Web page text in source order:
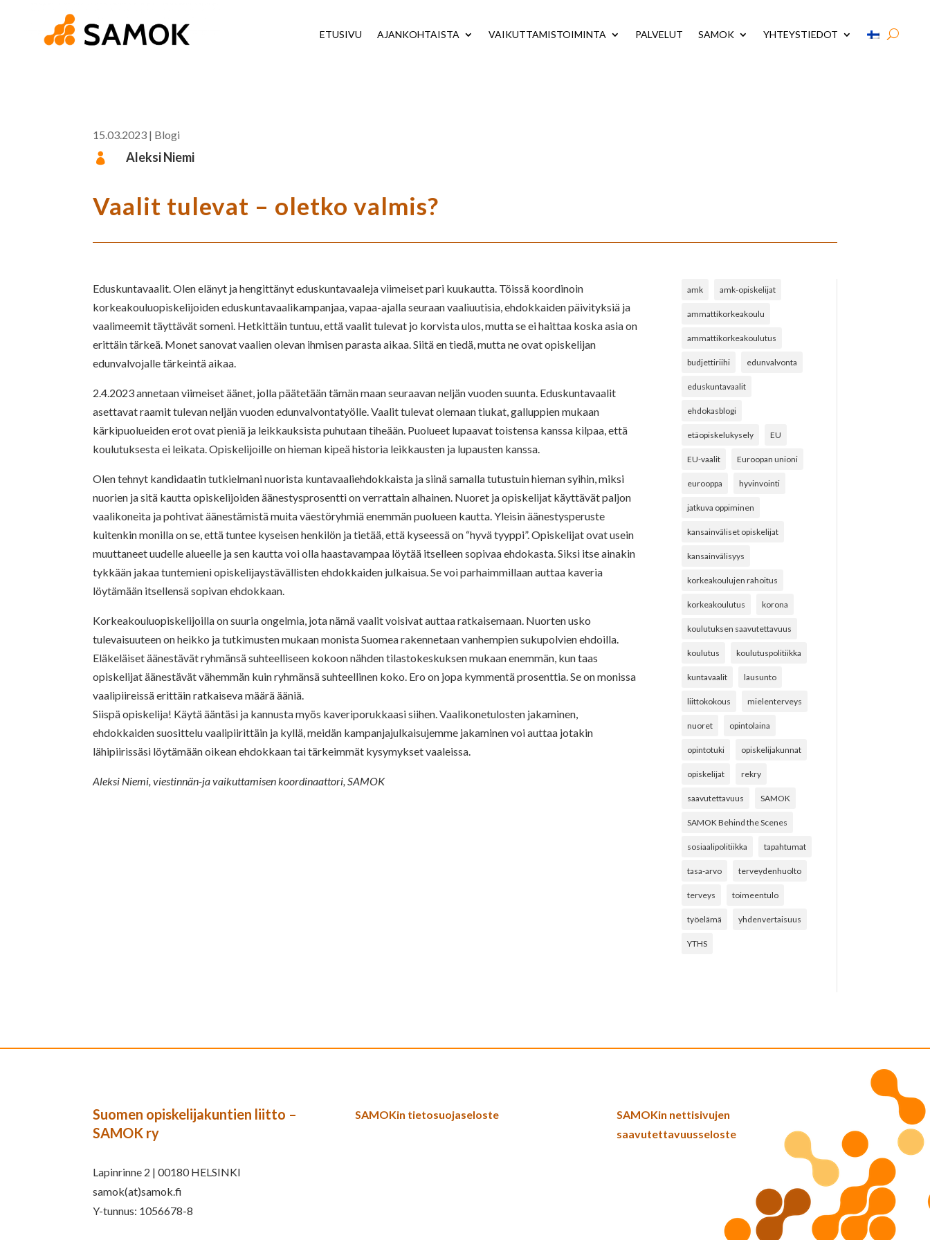
ETUSIVU AJANKOHTAISTA VAIKUTTAMISTOIMINTA PALVELUT SAMOK YHTEYSTIEDOT
15.03.2023 | Blogi
 Aleksi Niemi
Vaalit tulevat – oletko valmis?
Eduskuntavaalit. Olen elänyt ja hengittänyt eduskuntavaaleja viimeiset pari kuukautta. Töissä koordinoin
korkeakouluopiskelijoiden eduskuntavaalikampanjaa, vapaa-ajalla seuraan vaaliuutisia, ehdokkaiden päivityksiä ja
vaalimeemit täyttävät someni. Hetkittäin tuntuu, että vaalit tulevat jo korvista ulos, mutta se ei haittaa koska asia on
erittäin tärkeä. Monet sanovat vaalien olevan ihmisen parasta aikaa. Siitä en tiedä, mutta ne ovat opiskelijan
edunvalvojalle tärkeintä aikaa.
2.4.2023 annetaan viimeiset äänet, jolla päätetään tämän maan seuraavan neljän vuoden suunta. Eduskuntavaalit
asettavat raamit tulevan neljän vuoden edunvalvontatyölle. Vaalit tulevat olemaan tiukat, galluppien mukaan
kärkipuolueiden erot ovat pieniä ja leikkauksista puhutaan tiheään. Puolueet lupaavat toistensa kanssa kilpaa, että
koulutuksesta ei leikata. Opiskelijoille on hieman kipeä historia leikkausten ja lupausten kanssa.
Olen tehnyt kandidaatin tutkielmani nuorista kuntavaaliehdokkaista ja siinä samalla tutustuin hieman syihin, miksi
nuorien ja sitä kautta opiskelijoiden äänestysprosentti on verrattain alhainen. Nuoret ja opiskelijat käyttävät paljon
vaalikoneita ja pohtivat äänestämistä muita väestöryhmiä enemmän puolueen kautta. Yleisin äänestysperuste
kuitenkin monilla on se, että tuntee kyseisen henkilön ja tietää, että kyseessä on “hyvä tyyppi”. Opiskelijat ovat usein
muuttaneet uudelle alueelle ja sen kautta voi olla haastavampaa löytää itselleen sopivaa ehdokasta. Siksi itse ainakin
tykkään jakaa tuntemieni opiskelijaystävällisten ehdokkaiden julkaisua. Se voi parhaimmillaan auttaa kaveria
löytämään itsellensä sopivan ehdokkaan.
Korkeakouluopiskelijoilla on suuria ongelmia, jota nämä vaalit voisivat auttaa ratkaisemaan. Nuorten usko
tulevaisuuteen on heikko ja tutkimusten mukaan monista Suomea rakennetaan vanhempien sukupolvien ehdoilla.
Eläkeläiset äänestävät ryhmänsä suhteelliseen kokoon nähden tilastokeskuksen mukaan enemmän, kun taas
opiskelijat äänestävät vähemmän kuin ryhmänsä suhteellinen koko. Ero on jopa kymmentä prosenttia. Se on monissa
vaalipiireissä erittäin ratkaiseva määrä ääniä.
Siispä opiskelija! Käytä ääntäsi ja kannusta myös kaveriporukkaasi siihen. Vaalikonetulosten jakaminen,
ehdokkaiden suosittelu vaalipiirittäin ja kyllä, meidän kampanjajulkaisujemme jakaminen voi auttaa jotakin
lähipiirissäsi löytämään oikean ehdokkaan tai tärkeimmät kysymykset vaaleissa.
Aleksi Niemi, viestinnän-ja vaikuttamisen koordinaattori, SAMOK
amk amk-opiskelijat
ammattikorkeakoulu
ammattikorkeakoulutus
budjettiriihi edunvalvonta
eduskuntavaalit
ehdokasblogi
etäopiskelukysely EU
EU-vaalit Euroopan unioni
eurooppa hyvinvointi
jatkuva oppiminen
kansainväliset opiskelijat
kansainvälisyys
korkeakoulujen rahoitus
korkeakoulutus korona
koulutuksen saavutettavuus
koulutus koulutuspolitiikka
kuntavaalit lausunto
liittokokous mielenterveys
nuoret opintolaina
opintotuki opiskelijakunnat
opiskelijat rekry
saavutettavuus SAMOK
SAMOK Behind the Scenes
sosiaalipolitiikka tapahtumat
tasa-arvo terveydenhuolto
terveys toimeentulo
työelämä yhdenvertaisuus
YTHS
Suomen opiskelijakuntien liitto –
SAMOK ry
Lapinrinne 2 | 00180 HELSINKI
samok(at)samok.fi
Y-tunnus: 1056678-8
SAMOKin tietosuojaseloste
SAMOKin nettisivujen
saavutettavuusseloste